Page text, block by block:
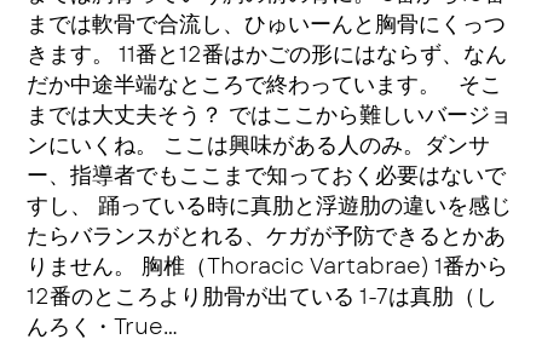
までは軟骨で合流し、ひゅいーんと胸骨にくっつ
きます。 11番と12番はかごの形にはならず、なん
だか中途半端なところで終わっています。 そこ
までは大丈夫そう？ ではここから難しいバージョ
ンにいくね。 ここは興味がある人のみ。ダンサ
ー、指導者でもここまで知っておく必要はないで
すし、 踊っている時に真肋と浮遊肋の違いを感じ
たらバランスがとれる、ケガが予防できるとかあ
りません。 胸椎（Thoracic Vartabrae) 1番から
12番のところより肋骨が出ている 1-7は真肋（し
んろく・True…